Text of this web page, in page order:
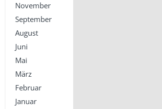
November
September
August
Juni
Mai
März
Februar
Januar